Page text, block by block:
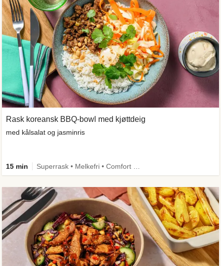
Rask koreansk BBQ-bowl med kjøttdeig
med kålsalat og jasminris
15 min